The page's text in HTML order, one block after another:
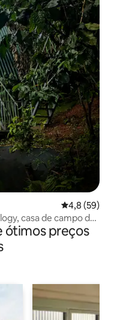
4,8 de uma
4,8 (59)
casa de campo de
ótimos preços